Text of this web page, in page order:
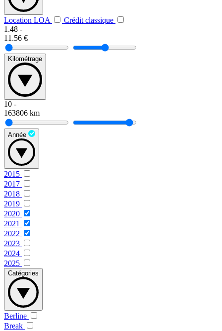
Location LOA
Crédit classique
1.48 -
11.56 €
Kilométrage
10 -
163806 km
Année
2015
2017
2018
2019
2020
2021
2022
2023
2024
2025
Catégories
Berline
Break